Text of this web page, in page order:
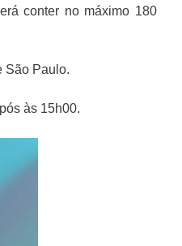
conter no máximo 180
São Paulo.
às 15h00.